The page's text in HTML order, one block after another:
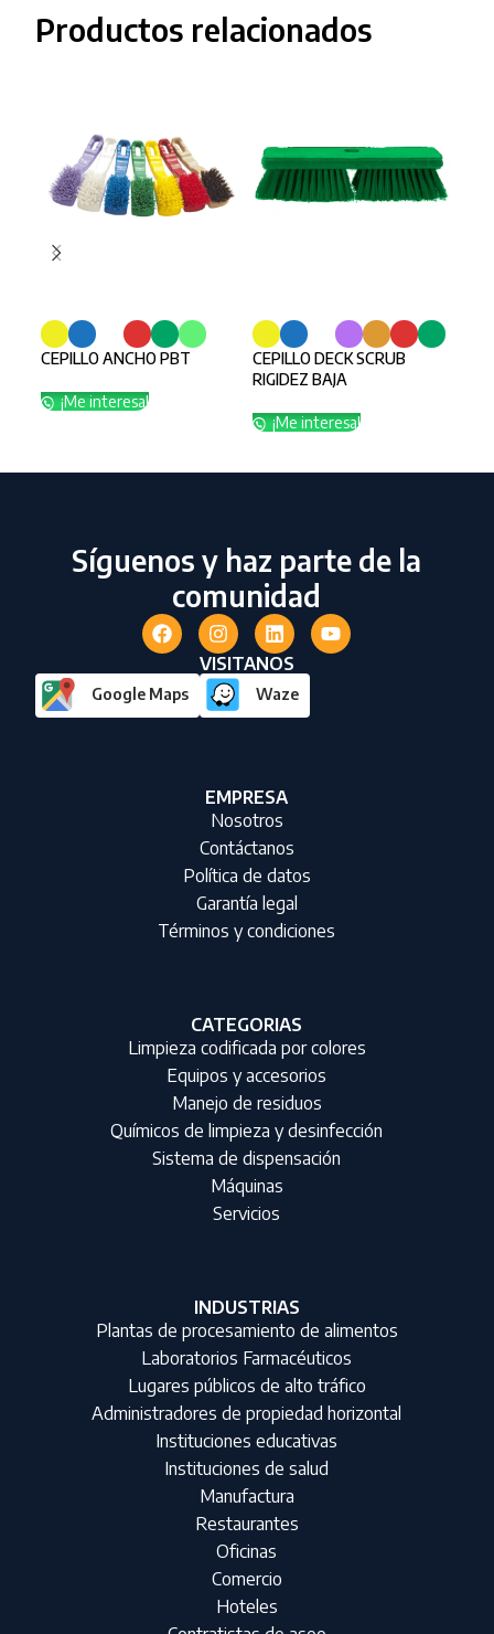
Productos relacionados
CEPILLO ANCHO PBT
¡Me interesa!
CEPILLO DECK SCRUB
RIGIDEZ BAJA
¡Me interesa!
Síguenos y haz parte de la
comunidad
VISITANOS
Google Maps Waze
EMPRESA
Nosotros
Contáctanos
Política de datos
Garantía legal
Términos y condiciones
CATEGORIAS
Limpieza codificada por colores
Equipos y accesorios
Manejo de residuos
Químicos de limpieza y desinfección
Sistema de dispensación
Máquinas
Servicios
INDUSTRIAS
Plantas de procesamiento de alimentos
Laboratorios Farmacéuticos
Lugares públicos de alto tráfico
Administradores de propiedad horizontal
Instituciones educativas
Instituciones de salud
Manufactura
Restaurantes
Oficinas
Comercio
Hoteles